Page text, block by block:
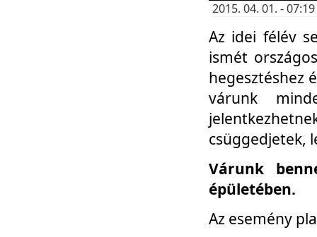
2015. 04. 01. -
Az idei félév
ismét
hegesztéshez
várunk
csüggedjetek,
Várunk
épületében.
Az esemény